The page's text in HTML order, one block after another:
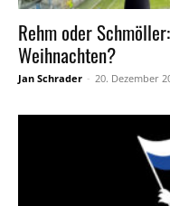
Rehm oder
Weihnachten?
Jan Schrader - 20. Dezember